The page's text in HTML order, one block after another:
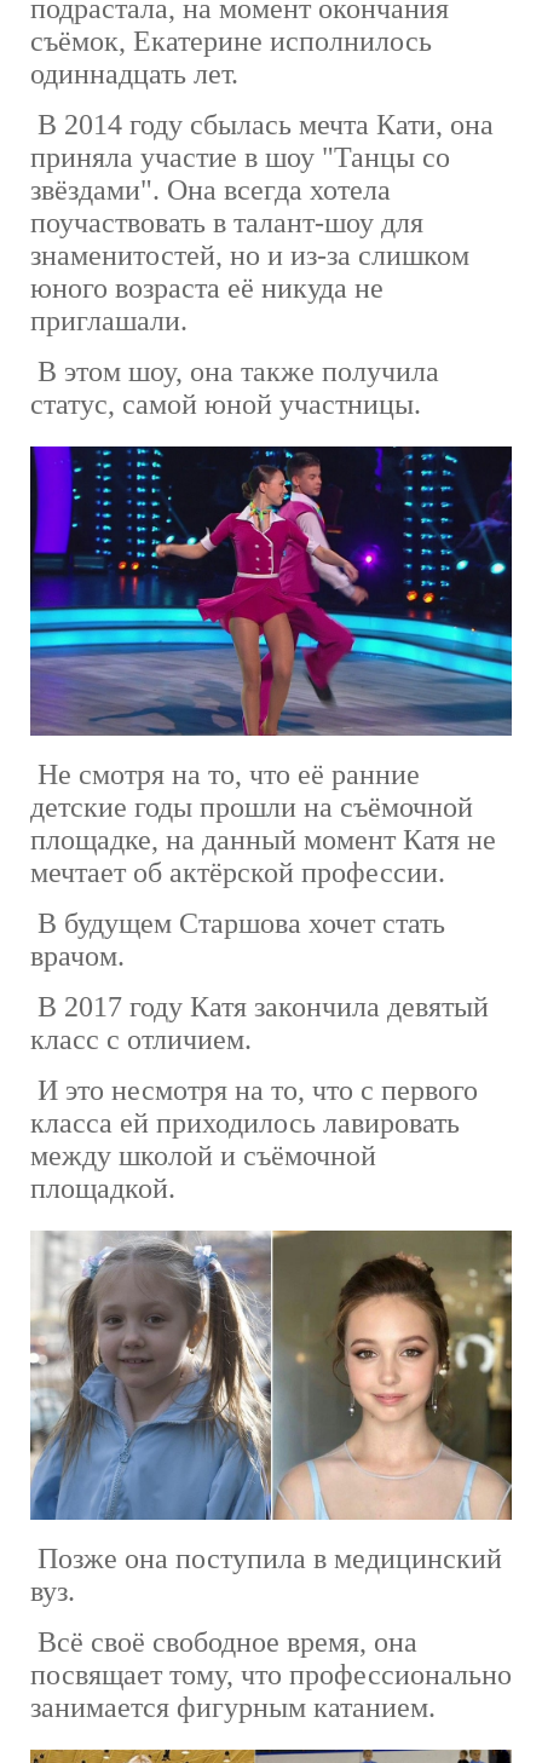
подрастала, на момент окончания
съёмок, Екатерине исполнилось
одиннадцать лет.
В 2014 году сбылась мечта Кати, она
приняла участие в шоу "Танцы со
звёздами". Она всегда хотела
поучаствовать в талант-шоу для
знаменитостей, но и из-за слишком
юного возраста её никуда не
приглашали.
В этом шоу, она также получила
статус, самой юной участницы.
Не смотря на то, что её ранние
детские годы прошли на съёмочной
площадке, на данный момент Катя не
мечтает об актёрской профессии.
В будущем Старшова хочет стать
врачом.
В 2017 году Катя закончила девятый
класс с отличием.
И это несмотря на то, что с первого
класса ей приходилось лавировать
между школой и съёмочной
площадкой.
Позже она поступила в медицинский
вуз.
Всё своё свободное время, она
посвящает тому, что профессионально
занимается фигурным катанием.